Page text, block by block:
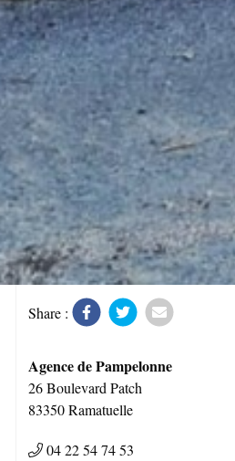
Share :
Agence de Pampelonne
26 Boulevard Patch
83350 Ramatuelle
04 22 54 74 53